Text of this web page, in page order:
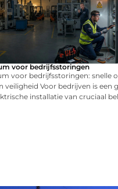
voor bedrijfsstoringen
voor bedrijfsstoringen: snelle
Voor bedrijven is een
installatie van cruciaal